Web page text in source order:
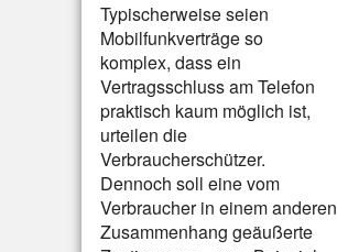
Typischerweise seien
Mobilfunkverträge so
komplex, dass ein
Vertragsschluss am Telefon
praktisch kaum möglich ist,
urteilen die
Verbraucherschützer.
Dennoch soll eine vom
Verbraucher in einem anderen
Zusammenhang geäußerte